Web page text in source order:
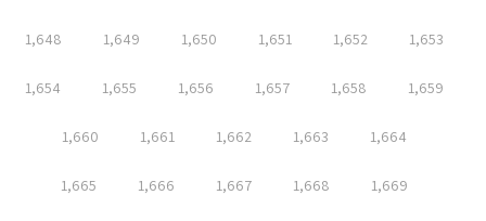
1,648 1,649 1,650 1,651 1,652 1,653
1,654 1,655 1,656 1,657 1,658 1,659
1,660 1,661 1,662 1,663 1,664
1,665 1,666 1,667 1,668 1,669